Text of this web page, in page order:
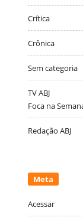
Crítica
Crônica
Sem categoria
TV ABJ
Foca na
Redação ABJ
Meta
Acessar